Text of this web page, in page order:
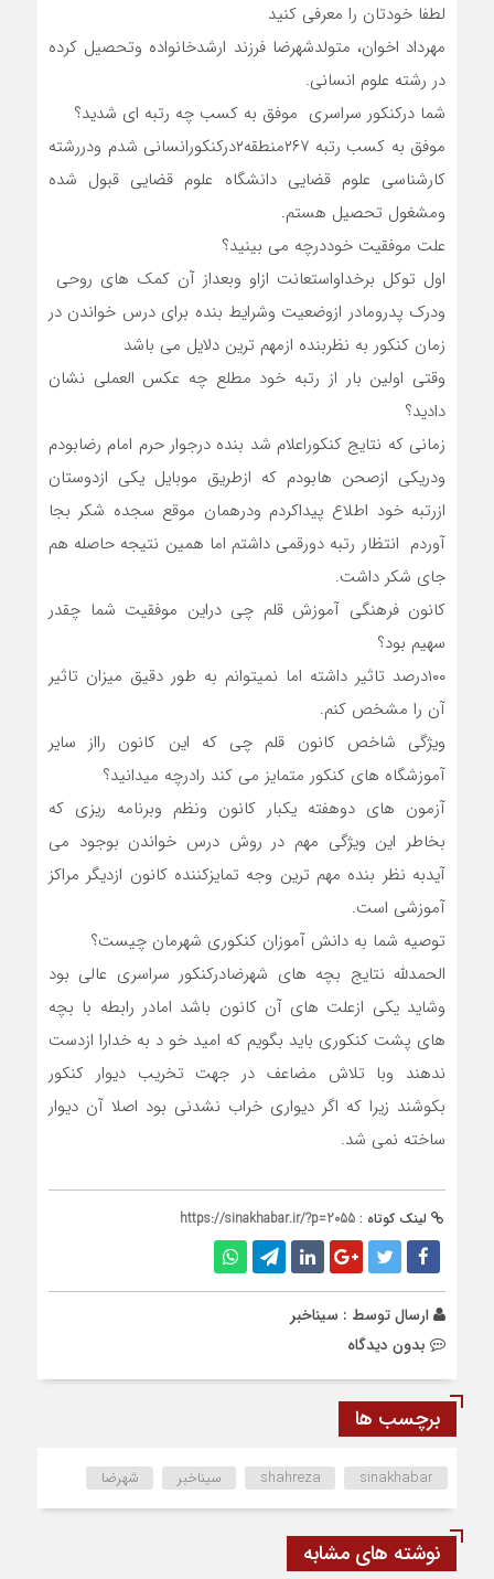
لطفا خودتان را معرفی کنید
مهرداد اخوان، متولدشهرضا فرزند ارشدخانواده وتحصیل کرده
در رشته علوم انسانی.
شما درکنکور سراسری موفق به کسب چه رتبه ای شدید؟
موفق به کسب رتبه ۲۶۷منطقه۲درکنکورانسانی شدم ودررشته
کارشناسی علوم قضایی دانشگاه علوم قضایی قبول شده
ومشغول تحصیل هستم.
علت موفقیت خوددرچه می بینید؟
اول توکل برخداواستعانت ازاو وبعداز آن کمک های روحی
ودرک پدرومادر ازوضعیت وشرایط بنده برای درس خواندن در
زمان کنکور به نظربنده ازمهم ترین دلایل می باشد
وقتی اولین بار از رتبه خود مطلع چه عکس العملی نشان
دادید؟
زمانی که نتایج کنکوراعلام شد بنده درجوار حرم امام رضابودم
ودریکی ازصحن هابودم که ازطریق موبایل یکی ازدوستان
ازرتبه خود اطلاع پیداکردم ودرهمان موقع سجده شکر بجا
آوردم انتظار رتبه دورقمی داشتم اما همین نتیجه حاصله هم
جای شکر داشت.
کانون فرهنگی آموزش قلم چی دراین موفقیت شما چقدر
سهیم بود؟
۱۰۰درصد تاثیر داشته اما نمیتوانم به طور دقیق میزان تاثیر
آن را مشخص کنم.
ویژگی شاخص کانون قلم چی که این کانون رااز سایر
آموزشگاه های کنکور متمایز می کند رادرچه میدانید؟
آزمون های دوهفته یکبار کانون ونظم وبرنامه ریزی که
بخاطر این ویژگی مهم در روش درس خواندن بوجود می
آیدبه نظر بنده مهم ترین وجه تمایزکننده کانون ازدیگر مراکز
آموزشی است.
توصیه شما به دانش آموزان کنکوری شهرمان چیست؟
الحمدلله نتایج بچه های شهرضادرکنکور سراسری عالی بود
وشاید یکی ازعلت های آن کانون باشد امادر رابطه با بچه
های پشت کنکوری باید بگویم که امید خو د به خدارا ازدست
ندهند وبا تلاش مضاعف در جهت تخریب دیوار کنکور
بکوشند زیرا که اگر دیواری خراب نشدنی بود اصلا آن دیوار
ساخته نمی شد.
لینک کوتاه : https://sinakhabar.ir/?p=2055
ارسال توسط : سیناخبر
بدون دیدگاه
برچسب ها
shahreza sinakhabar سیناخبر شهرضا
نوشته های مشابه